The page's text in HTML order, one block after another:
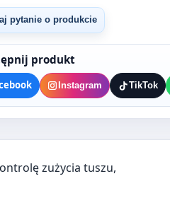
pytanie o produkcie
produkt
Instagram TikTok
zużycia tuszu,